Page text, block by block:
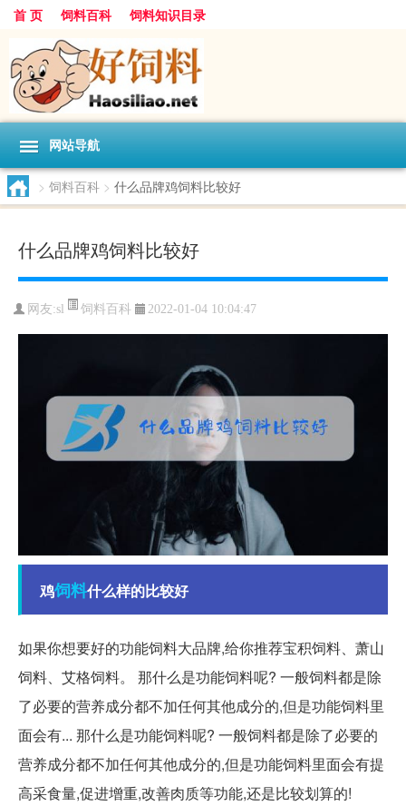
首 页 饲料百科 饲料知识目录
网站导航
> 饲料百科 > 什么品牌鸡饲料比较好
什么品牌鸡饲料比较好
网友:sl 饲料百科 2022-01-04 10:04:47
鸡饲料什么样的比较好
如果你想要好的功能饲料大品牌,给你推荐宝积饲料、萧山
饲料、艾格饲料。 那什么是功能饲料呢? 一般饲料都是除
了必要的营养成分都不加任何其他成分的,但是功能饲料里
面会有... 那什么是功能饲料呢? 一般饲料都是除了必要的
营养成分都不加任何其他成分的,但是功能饲料里面会有提
高采食量,促进增重,改善肉质等功能,还是比较划算的!